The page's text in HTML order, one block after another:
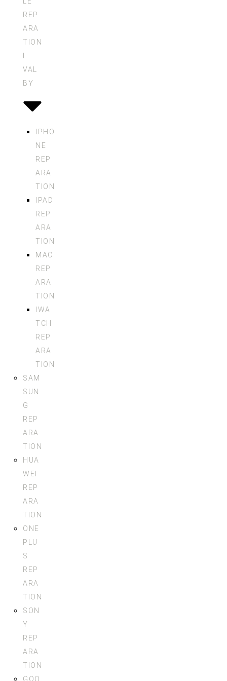
REP
ARA
TION
VAL
BY
IPHO
NE
REP
ARA
TION
IPAD
REP
ARA
TION
MAC
REP
ARA
TION
IWA
TCH
REP
ARA
TION
SAM
SUN
G
REP
ARA
TION
HUA
WEI
REP
ARA
TION
ONE
PLU
S
REP
ARA
TION
SON
Y
REP
ARA
TION
GOO